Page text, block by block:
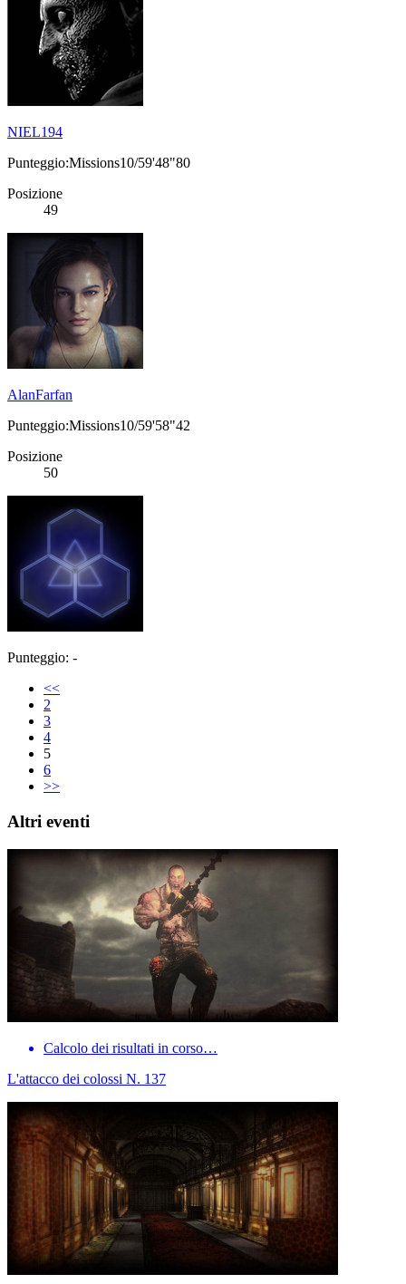
NIEL194
Punteggio:Missions10/59'48"80
Posizione
49
AlanFarfan
Punteggio:Missions10/59'58"42
Posizione
50
Punteggio: -
<<
2
3
4
5
6
>>
Altri eventi
Calcolo dei risultati in corso…
L'attacco dei colossi N. 137